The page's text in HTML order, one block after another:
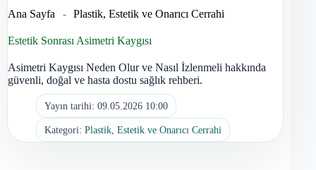
Ana Sayfa - Plastik, Estetik ve Onarıcı Cerrahi
Estetik Sonrası Asimetri Kaygısı
Asimetri Kaygısı Neden Olur ve Nasıl İzlenmeli hakkında
güvenli, doğal ve hasta dostu sağlık rehberi.
Yayın tarihi: 09.05.2026 10:00
Kategori: Plastik, Estetik ve Onarıcı Cerrahi